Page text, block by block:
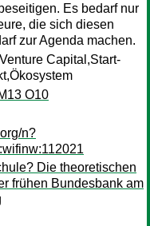
Es bedarf nur
die sich diesen
zur Agenda machen.
Capital,Start-
O10
n?
Die theoretischen
frühen Bundesbank am